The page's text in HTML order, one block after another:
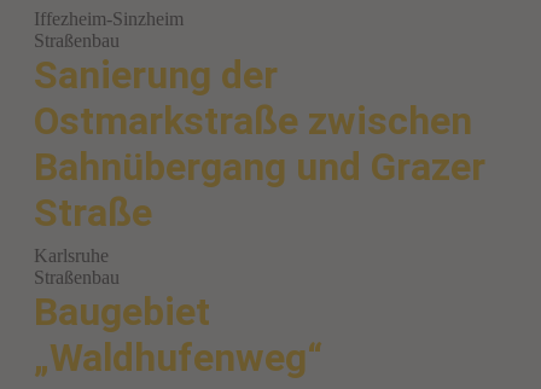
Iffezheim-Sinzheim
Straßenbau
Sanierung der
Ostmarkstraße zwischen
Bahnübergang und Grazer
Straße
Karlsruhe
Straßenbau
Baugebiet
„Waldhufenweg“